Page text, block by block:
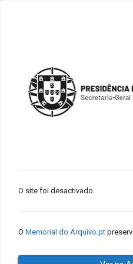
O site foi desactivado.
O Memorial do Arquivo.pt